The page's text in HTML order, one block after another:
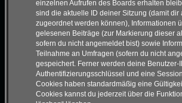
einzelnen Aufrufen des Boards erhalten
sind die aktuelle ID deiner Sitzung (damit dir
zugeordnet werden können), Informationen
gelesenen Beiträge (zur Markierung dieser
sofern du nicht angemeldet bist) sowie
Teilnahme an Umfragen (sofern du nicht
gespeichert. Ferner werden deine Benutzer-
Authentifizierungsschlüssel und eine
Cookies haben standardmäßig eine
Cookies kannst du jederzeit über die